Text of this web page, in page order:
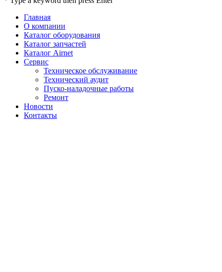
Главная
О компании
Каталог оборудования
Каталог запчастей
Каталог Airnet
Сервис
Техническое обслуживание
Технический аудит
Пуско-наладочные работы
Ремонт
Новости
Контакты